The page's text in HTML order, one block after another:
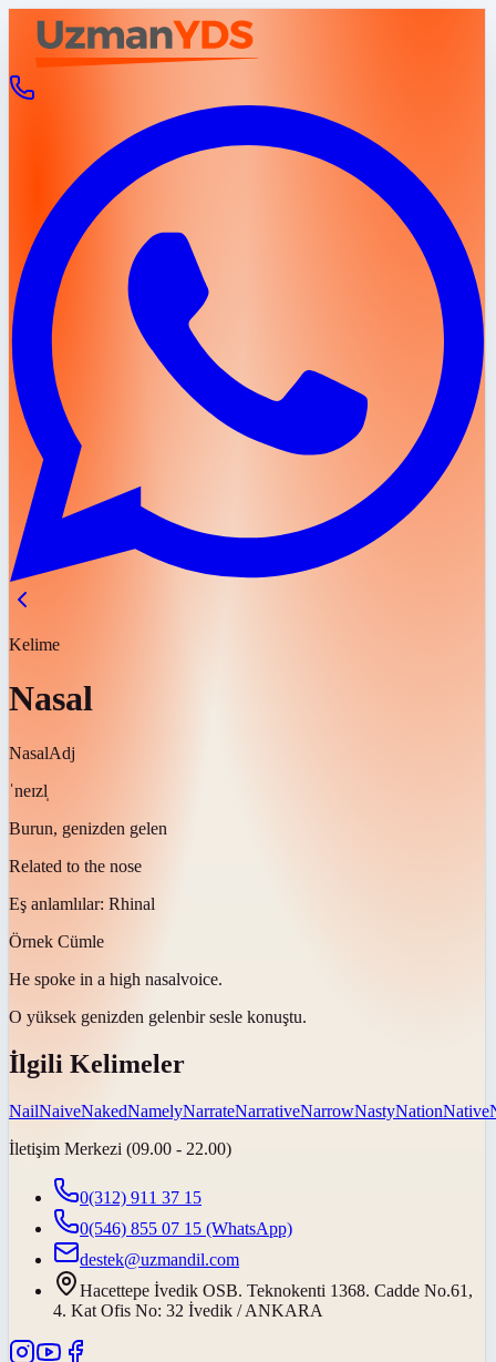
Kelime
Nasal
NasalAdj
ˈneɪzl̩
Burun, genizden gelen
Related to the nose
Eş anlamlılar: Rhinal
Örnek Cümle
He spoke in a high nasalvoice.
O yüksek genizden gelenbir sesle konuştu.
İlgili Kelimeler
NailNaiveNakedNamelyNarrateNarrativeNarrowNastyNationNative
İletişim Merkezi (09.00 - 22.00)
0(312) 911 37 15
0(546) 855 07 15 (WhatsApp)
destek@uzmandil.com
Hacettepe İvedik OSB. Teknokenti 1368. Cadde No.61,
4. Kat Ofis No: 32 İvedik / ANKARA